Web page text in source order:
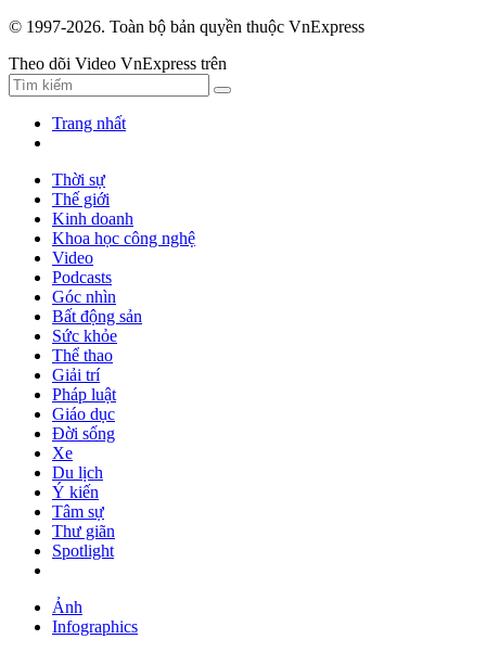
© 1997-2026. Toàn bộ bản quyền thuộc VnExpress
Theo dõi Video VnExpress trên
Trang nhất
Thời sự
Thế giới
Kinh doanh
Khoa học công nghệ
Video
Podcasts
Góc nhìn
Bất động sản
Sức khỏe
Thể thao
Giải trí
Pháp luật
Giáo dục
Đời sống
Xe
Du lịch
Ý kiến
Tâm sự
Thư giãn
Spotlight
Ảnh
Infographics